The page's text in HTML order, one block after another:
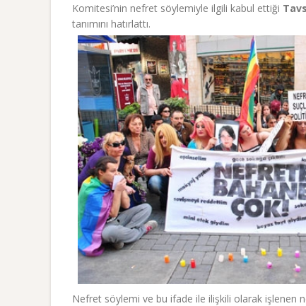
Komitesi’nin nefret söylemiyle ilgili kabul ettiği
tanımını hatırlattı.
Nefret söylemi ve bu ifade ile ilişkili olarak işlenen